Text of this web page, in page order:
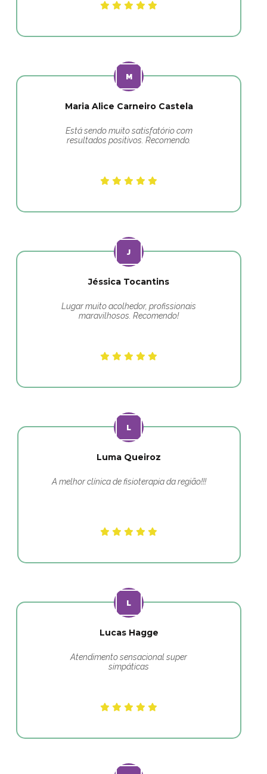
Maria Alice Carneiro Castela
Está sendo muito satisfatório com
resultados positivos. Recomendo.
Jéssica Tocantins
Lugar muito acolhedor, profissionais
maravilhosos. Recomendo!
Luma Queiroz
A melhor clínica de fisioterapia da região!!!
Lucas Hagge
Atendimento sensacional super
simpáticas